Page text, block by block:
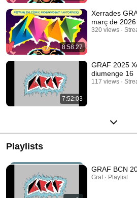
8:58:27
Xerrades
març de 2026
320 views
7:52:03
GRAF 2025 Xerrades
diumenge 16
117 views
Playlists
GRAF BCN
Graf · Playlist